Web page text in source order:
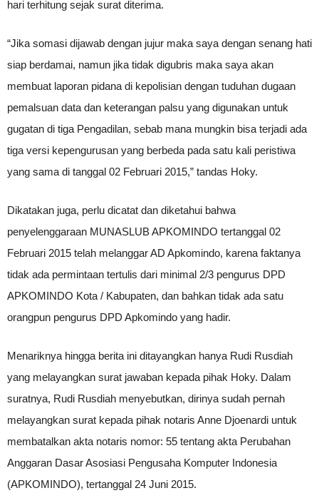
hari terhitung sejak surat diterima.
“Jika somasi dijawab dengan jujur maka saya dengan senang hati
siap berdamai, namun jika tidak digubris maka saya akan
membuat laporan pidana di kepolisian dengan tuduhan dugaan
pemalsuan data dan keterangan palsu yang digunakan untuk
gugatan di tiga Pengadilan, sebab mana mungkin bisa terjadi ada
tiga versi kepengurusan yang berbeda pada satu kali peristiwa
yang sama di tanggal 02 Februari 2015,” tandas Hoky.
Dikatakan juga, perlu dicatat dan diketahui bahwa
penyelenggaraan MUNASLUB APKOMINDO tertanggal 02
Februari 2015 telah melanggar AD Apkomindo, karena faktanya
tidak ada permintaan tertulis dari minimal 2/3 pengurus DPD
APKOMINDO Kota / Kabupaten, dan bahkan tidak ada satu
orangpun pengurus DPD Apkomindo yang hadir.
Menariknya hingga berita ini ditayangkan hanya Rudi Rusdiah
yang melayangkan surat jawaban kepada pihak Hoky. Dalam
suratnya, Rudi Rusdiah menyebutkan, dirinya sudah pernah
melayangkan surat kepada pihak notaris Anne Djoenardi untuk
membatalkan akta notaris nomor: 55 tentang akta Perubahan
Anggaran Dasar Asosiasi Pengusaha Komputer Indonesia
(APKOMINDO), tertanggal 24 Juni 2015.